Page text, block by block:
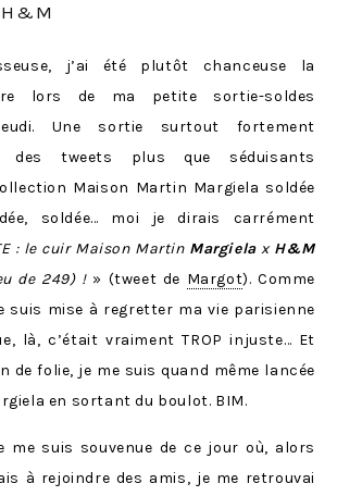
j’ai été plutôt chanceuse la
lors de ma petite sortie-soldes
Une sortie surtout fortement
des tweets plus que séduisants
Maison Martin Margiela soldée
soldée… moi je dirais carrément
: le cuir Maison Martin Margielax H&M
de 249) !» (tweet de Margot). Comme
suis mise à regretter ma vie parisienne
là, c’était vraiment TROP injuste… Et
de folie, je me suis quand même lancée
en sortant du boulot. BIM.
me suis souvenue de ce jour où, alors
à rejoindre des amis, je me retrouvai